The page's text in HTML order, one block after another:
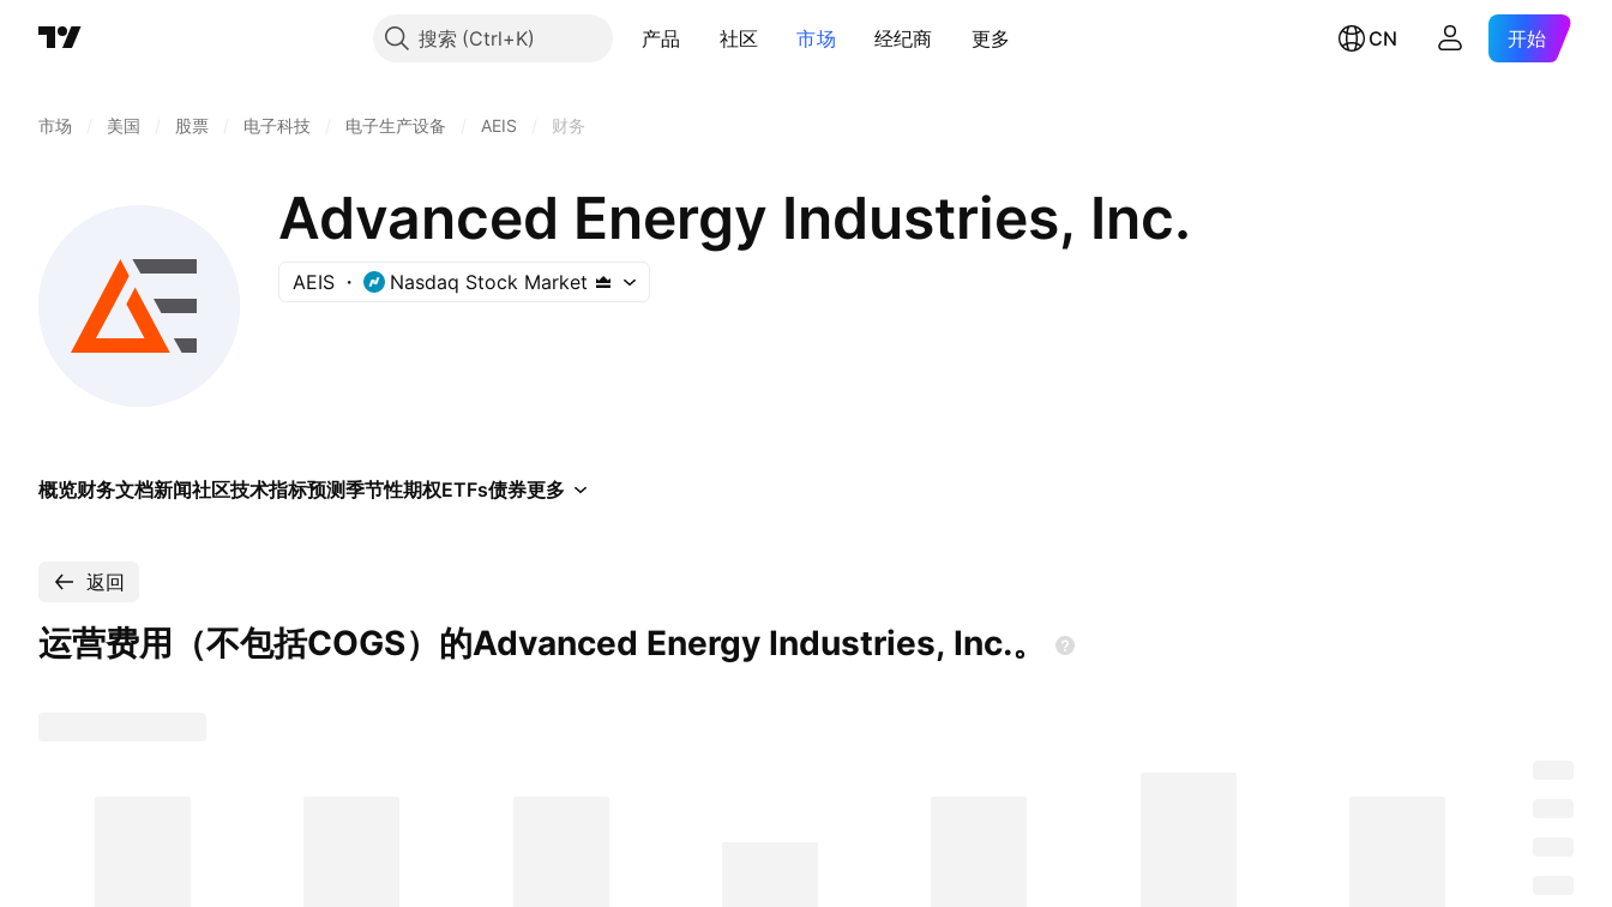
搜索 产品 社区 市场 经纪商 更多 CN 开始
市场 美国 股票 电子科技 电子生产设备 AEIS 财务
Advanced Energy Industries, Inc.
AEIS Nasdaq Stock Market
概览财务文档新闻社区技术指标预测季节性期权ETFs债券更多
返回
运营费用（不包括COGS）的Advanced Energy Industries, Inc.。